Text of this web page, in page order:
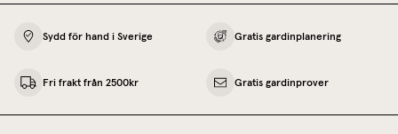
Sydd för hand i Sverige Gratis gardinplanering
Fri frakt från 2500kr Gratis gardinprover